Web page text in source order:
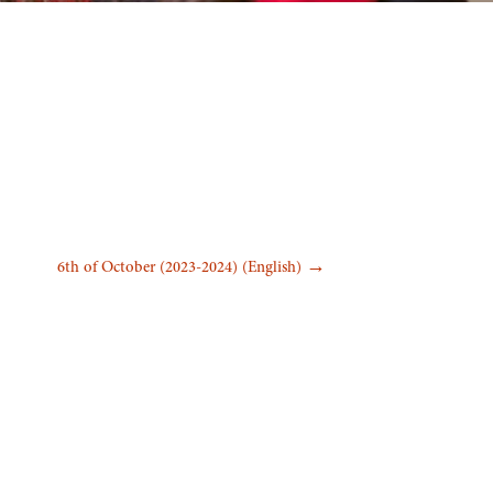
→
(English) 6th of October (2023-2024)